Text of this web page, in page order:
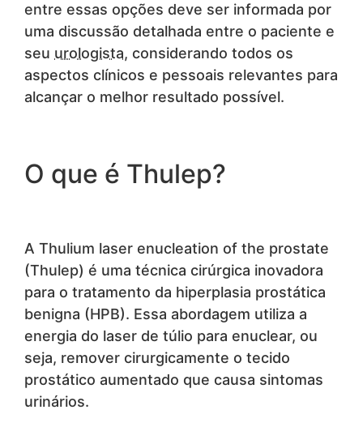
entre essas opções deve ser informada por
uma discussão detalhada entre o paciente e
seu urologista, considerando todos os
aspectos clínicos e pessoais relevantes para
alcançar o melhor resultado possível.
O que é Thulep?
A Thulium laser enucleation of the prostate
(Thulep) é uma técnica cirúrgica inovadora
para o tratamento da hiperplasia prostática
benigna (HPB). Essa abordagem utiliza a
energia do laser de túlio para enuclear, ou
seja, remover cirurgicamente o tecido
prostático aumentado que causa sintomas
urinários.